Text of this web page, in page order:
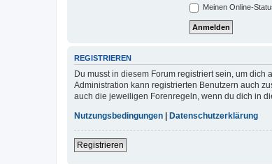
Meinen Online-
REGISTRIEREN
Du musst in diesem Forum registriert sein, um
Administration kann registrierten Benutzern auch
auch die jeweiligen Forenregeln, wenn du dich in
Nutzungsbedingungen
Datenschutzerklärung
Registrieren